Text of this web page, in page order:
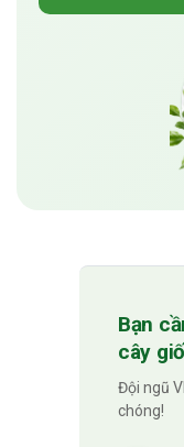
Bạn
cây
Đội ngũ
chóng!